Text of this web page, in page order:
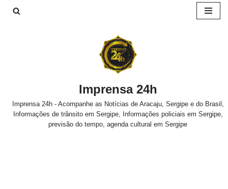
Imprensa 24h
Imprensa 24h - Acompanhe as Notícias de Aracaju, Sergipe e do Brasil,
Informações de trânsito em Sergipe, Informações policiais em Sergipe,
previsão do tempo, agenda cultural em Sergipe